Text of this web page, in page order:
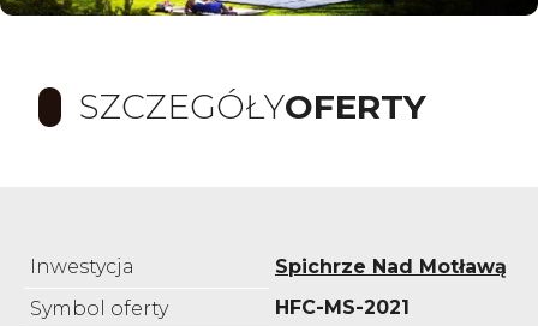
SZCZEGÓŁYOFERTY
Inwestycja
Spichrze Nad Motławą
Symbol oferty
HFC-MS-2021